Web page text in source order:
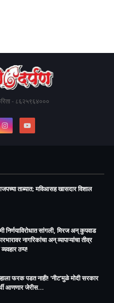
- ८६२५९६४०००
ताब्यात; मविआसह खासदार विशाल
निर्णयाविरोधात सांगली, मिरज अन् कुपवाड
नागरिकांचा अन् व्यापाऱ्यांचा तीव्र
ठप्प!​
फरक पडत नाही! 'नीट'मुळे मोदी सरकार
आणणार जेरीस...